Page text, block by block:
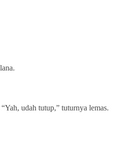
udah tutup,” tuturnya lemas.